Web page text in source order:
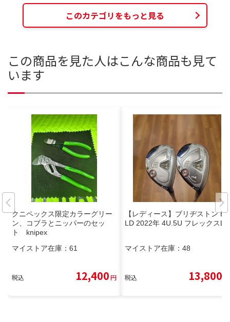
このカテゴリをもっと見る
この商品を見た人はこんな商品も見て
います
クニペックス限定カラーグリー
ン、コブラとニッパーのセッ
ト knipex
マイストア在庫： 61
税込 12,400円
【レディース】ブリヂストン B-
LD 2022年 4U.5U フレックスL
マイストア在庫： 48
税込 13,800